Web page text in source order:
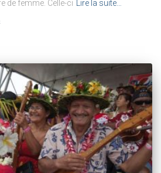
de femme. Celle-ci
Lire la suite…